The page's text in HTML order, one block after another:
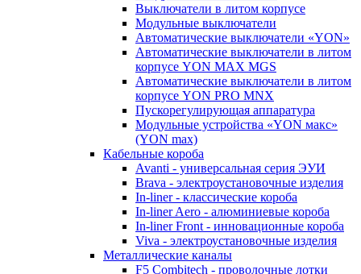
Выключатели в литом корпусе
Модульные выключатели
Автоматические выключатели «YON»
Автоматические выключатели в литом
корпусе YON MAX MGS
Автоматические выключатели в литом
корпусе YON PRO MNX
Пускорегулирующая аппаратура
Модульные устройства «YON макс»
(YON max)
Кабельные короба
Avanti - универсальная серия ЭУИ
Brava - электроустановочные изделия
In-liner - классические короба
In-liner Aero - алюминиевые короба
In-liner Front - инновационные короба
Viva - электроустановочные изделия
Металлические каналы
F5 Combitech - проволочные лотки